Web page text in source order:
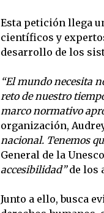
Esta petición llega
científicos y
desarrollo de los
“El mundo necesita
reto de nuestro
marco normativo
organización,
nacional. Tenemos
General de la
accesibilidad”de los
Junto a ello, busca